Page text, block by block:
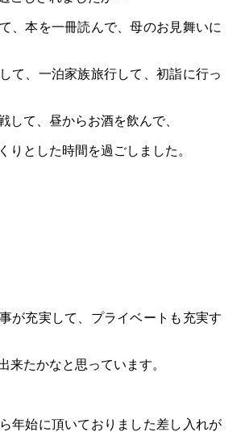
、本を一冊読んで、母のお見舞いに
て、一泊家族旅行して、初詣に行っ
して、昼からお酒を飲んで、
りとした時間を過ごしました。
が充実して、プライベートも充実す
来たかなと思っています。
年始に頂いておりました差し入れが